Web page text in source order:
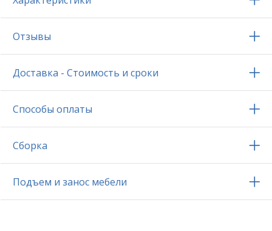
Отзывы
Доставка - Стоимость и сроки
Способы оплаты
Сборка
Подъем и занос мебели